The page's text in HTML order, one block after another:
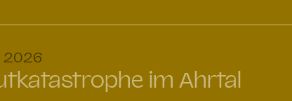
2026
im Ahrtal